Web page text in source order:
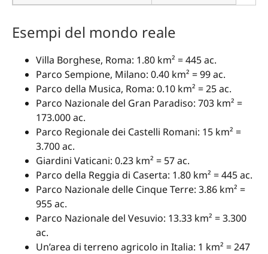
Esempi del mondo reale
Villa Borghese, Roma: 1.80 km² = 445 ac.
Parco Sempione, Milano: 0.40 km² = 99 ac.
Parco della Musica, Roma: 0.10 km² = 25 ac.
Parco Nazionale del Gran Paradiso: 703 km² =
173.000 ac.
Parco Regionale dei Castelli Romani: 15 km² =
3.700 ac.
Giardini Vaticani: 0.23 km² = 57 ac.
Parco della Reggia di Caserta: 1.80 km² = 445 ac.
Parco Nazionale delle Cinque Terre: 3.86 km² =
955 ac.
Parco Nazionale del Vesuvio: 13.33 km² = 3.300
ac.
Un’area di terreno agricolo in Italia: 1 km² = 247